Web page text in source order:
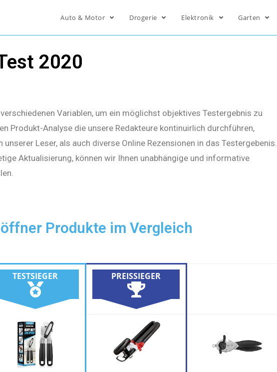
Auto & Motor Drogerie Elektronik Garten
2020
Variablen, um ein möglichst objektives Testergebnis zu
Produkt-Analyse die unsere Redakteure kontinuirlich durchführen,
Leser, als auch diverse Online Rezensionen in das Testergebenis.
Aktualisierung, können wir Ihnen unabhängige und informative
Produkte im Vergleich
TESTSIEGER PREISSIEGER